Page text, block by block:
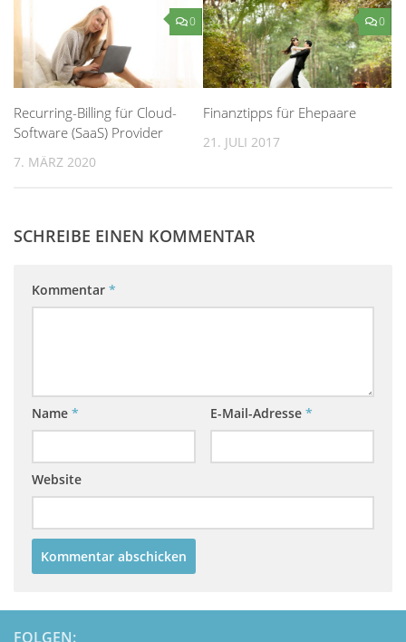
0
Recurring-Billing für Cloud-
Software (SaaS) Provider
7. MÄRZ 2020
0
Finanztipps für Ehepaare
21. JULI 2017
SCHREIBE EINEN KOMMENTAR
Kommentar *
Name * E-Mail-Adresse *
Website
FOLGEN: